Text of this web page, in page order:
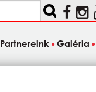
Partnereink Galéria